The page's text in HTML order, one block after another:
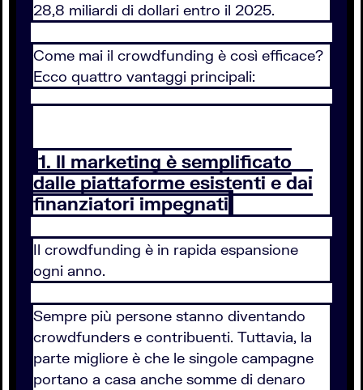
28,8 miliardi di dollari entro il 2025.
Come mai il crowdfunding è così efficace?
Ecco quattro vantaggi principali:
1. Il marketing è semplificato
dalle piattaforme esistenti e dai
finanziatori impegnati
Il crowdfunding è in rapida espansione
ogni anno.
Sempre più persone stanno diventando
crowdfunders e contribuenti. Tuttavia, la
parte migliore è che le singole campagne
portano a casa anche somme di denaro